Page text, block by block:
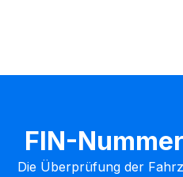
FIN-
Die Überprüfung der